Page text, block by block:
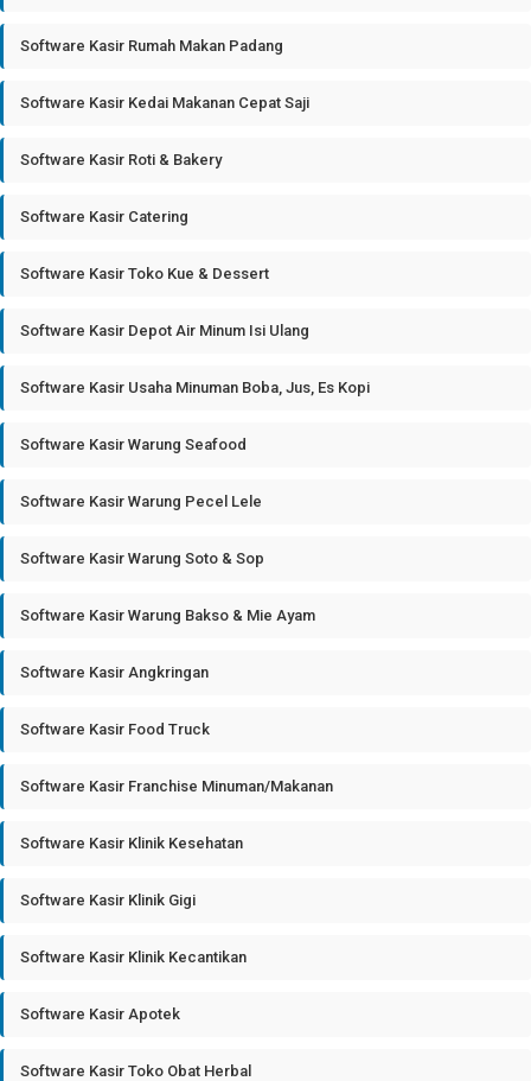
Software Kasir Rumah Makan Padang
Software Kasir Kedai Makanan Cepat Saji
Software Kasir Roti & Bakery
Software Kasir Catering
Software Kasir Toko Kue & Dessert
Software Kasir Depot Air Minum Isi Ulang
Software Kasir Usaha Minuman Boba, Jus, Es Kopi
Software Kasir Warung Seafood
Software Kasir Warung Pecel Lele
Software Kasir Warung Soto & Sop
Software Kasir Warung Bakso & Mie Ayam
Software Kasir Angkringan
Software Kasir Food Truck
Software Kasir Franchise Minuman/Makanan
Software Kasir Klinik Kesehatan
Software Kasir Klinik Gigi
Software Kasir Klinik Kecantikan
Software Kasir Apotek
Software Kasir Toko Obat Herbal